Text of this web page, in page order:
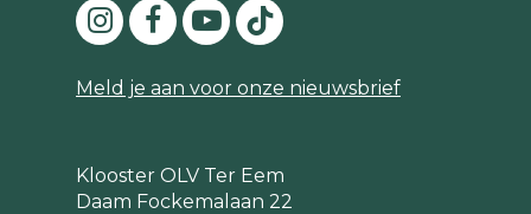
Meld je aan voor onze nieuwsbrief
Klooster OLV Ter Eem
Daam Fockemalaan 22